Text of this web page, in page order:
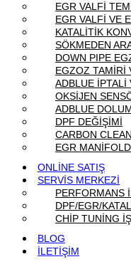
EGR VALFİ
EGR VALFİ VE
KATALİTİK
SÖKMEDEN
DOWN PIPE
EGZOZ TAMİRİ
ADBLUE İPTALİ
OKSİJEN
ADBLUE
DPF DEĞİŞİMİ
CARBON
EGR
ONLİNE SATIŞ
SERVİS MERKEZİ
PERFORMANS
DPF/EGR/
CHİP TUNİNG
BLOG
İLETİŞİM